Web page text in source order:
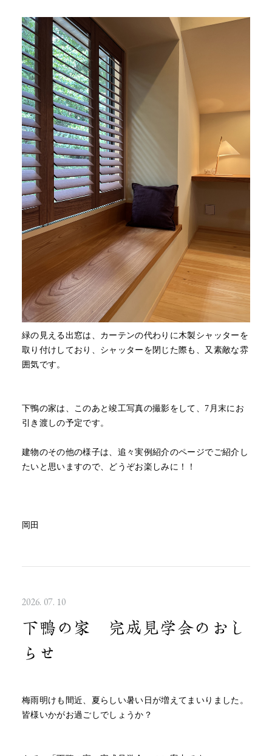
緑の見える出窓は、カーテンの代わりに木製シャッターを
取り付けしており、シャッターを閉じた際も、又素敵な雰
囲気です。
下鴨の家は、このあと竣工写真の撮影をして、7月末にお
引き渡しの予定です。
建物のその他の様子は、追々実例紹介のページでご紹介し
たいと思いますので、どうぞお楽しみに！！
岡田
2026. 07. 10
下鴨の家 完成見学会のおし
らせ
梅雨明けも間近、夏らしい暑い日が増えてまいりました。
皆様いかがお過ごしでしょうか？